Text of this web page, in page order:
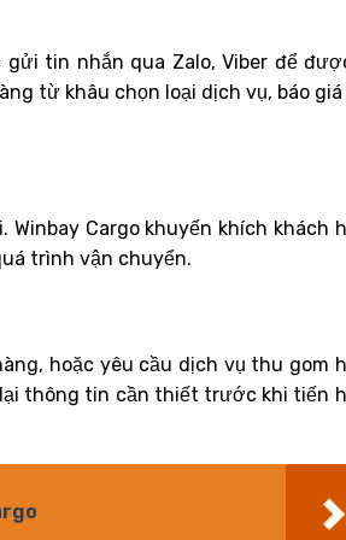
gửi tin nhắn qua Zalo, Viber để
từ khâu chọn loại dịch vụ, báo giá
Cargo khuyến khích khách
trình vận chuyển.
hoặc yêu cầu dịch vụ thu gom
thông tin cần thiết trước khi tiến